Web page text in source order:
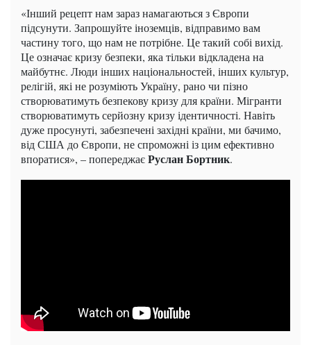
«Інший рецепт нам зараз намагаються з Європи
підсунути. Запрошуйте іноземців, відправимо вам
частину того, що нам не потрібне. Це такий собі вихід.
Це означає кризу безпеки, яка тільки відкладена на
майбутнє. Люди інших національностей, інших культур,
релігій, які не розуміють Україну, рано чи пізно
створюватимуть безпекову кризу для країни. Мігранти
створюватимуть серйозну кризу ідентичності. Навіть
дуже просунуті, забезпечені західні країни, ми бачимо,
від США до Європи, не спроможні із цим ефективно
впоратися», – попереджаєРуслан Бортник.